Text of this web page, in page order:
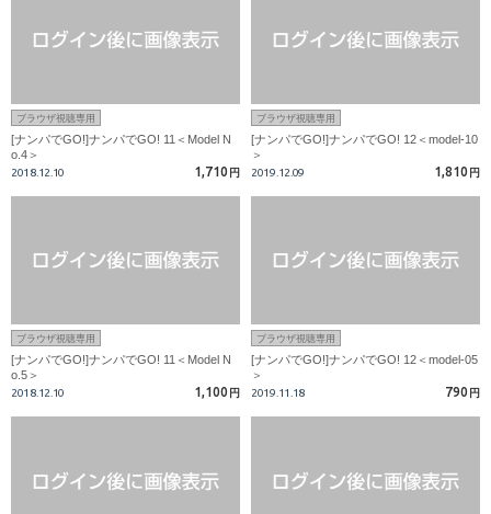
ブラウザ視聴専用
[ナンパでGO!]ナンパでGO! 11＜Model N
o.4＞
2018.12.10 1,710 円
ブラウザ視聴専用
[ナンパでGO!]ナンパでGO! 12＜model-10
＞
2019.12.09 1,810 円
ブラウザ視聴専用
[ナンパでGO!]ナンパでGO! 11＜Model N
o.5＞
2018.12.10 1,100 円
ブラウザ視聴専用
[ナンパでGO!]ナンパでGO! 12＜model-05
＞
2019.11.18 790 円